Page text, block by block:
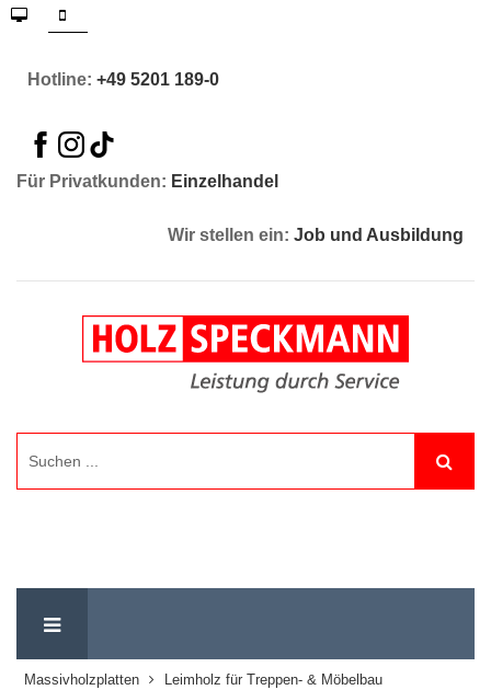
Hotline: +49 5201 189-0
Für Privatkunden: Einzelhandel
Wir stellen ein: Job und Ausbildung
Massivholzplatten
Leimholz für Treppen- & Möbelbau